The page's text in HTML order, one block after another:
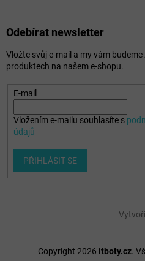
Odebírat newsletter
Vložte svůj e-mail a my vám
produktech na našem e-shopu.
E-mail
Vložením e-mailu souhlasíte s
údajů
PŘIHLÁSIT SE
Copyright 2026 itboty.cz.